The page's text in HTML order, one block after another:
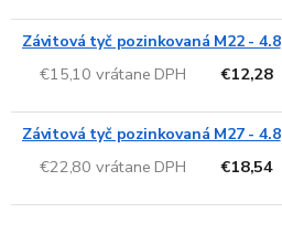
Závitová tyč pozinkovaná M22 - 4.8
€15,10 vrátane DPH €12,28
Závitová tyč pozinkovaná M27 - 4.8
€22,80 vrátane DPH €18,54